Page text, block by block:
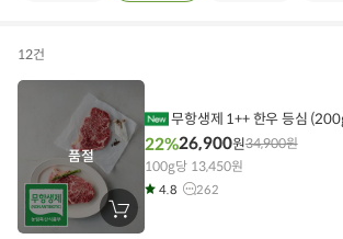
12건
품절
장
바
무항생제 1++ 한우 등심
22%26,900원34,900원
100g당 13,450원
4.8 262